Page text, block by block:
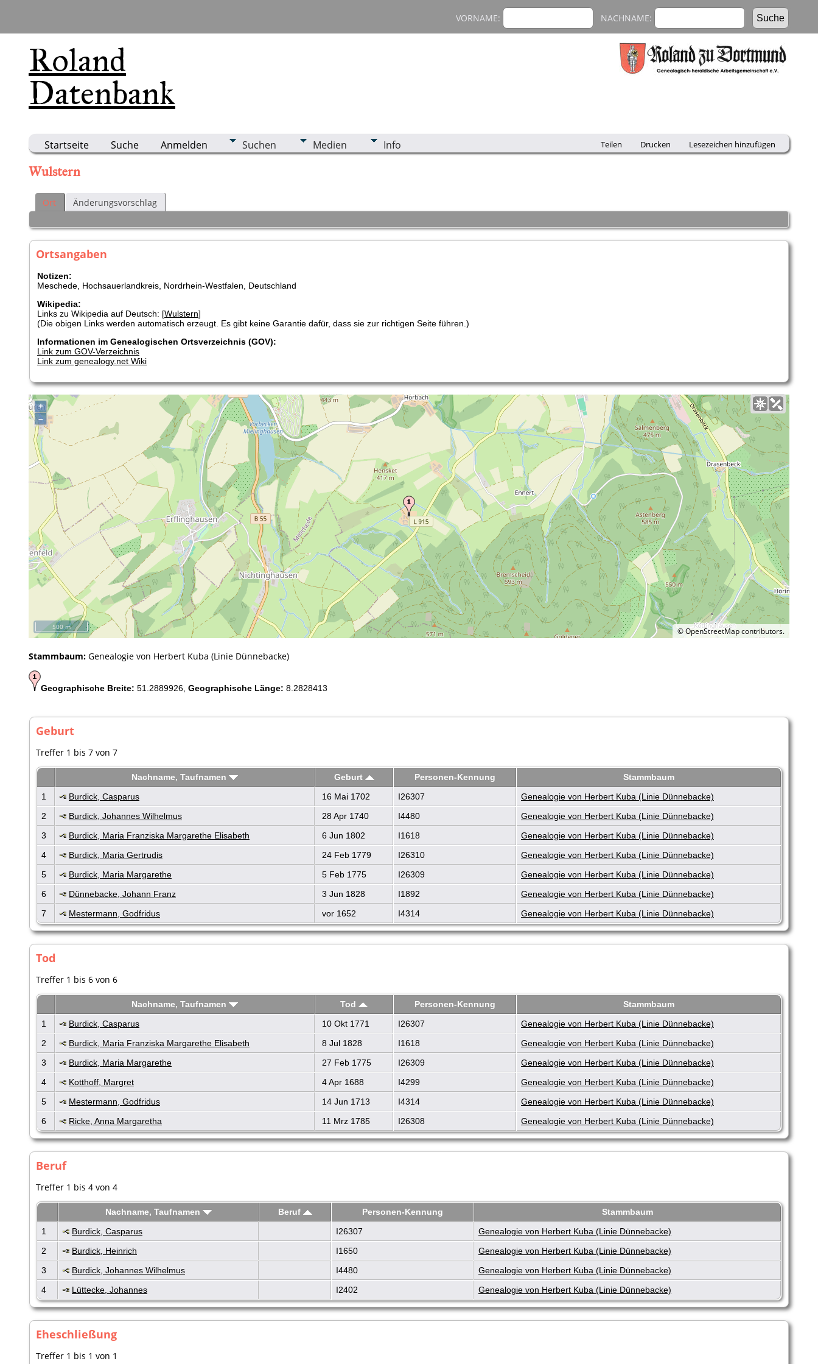
Roland
Datenbank
VORNAME: NACHNAME:
Startseite Suche Anmelden Suchen Medien Info Teilen Drucken Lesezeichen hinzufügen
Wulstern
Ort Änderungsvorschlag
Ortsangaben
Notizen:
Meschede, Hochsauerlandkreis, Nordrhein-Westfalen, Deutschland
Wikipedia:
Links zu Wikipedia auf Deutsch: [Wulstern]
(Die obigen Links werden automatisch erzeugt. Es gibt keine Garantie dafür, dass sie zur richtigen Seite führen.)
Informationen im Genealogischen Ortsverzeichnis (GOV):
Link zum GOV-Verzeichnis
Link zum genealogy.net Wiki
+
–
©OpenStreetMapcontributors.
500 m
Stammbaum: Genealogie von Herbert Kuba (Linie Dünnebacke)
Geographische Breite: 51.2889926, Geographische Länge: 8.2828413
Geburt
Treffer 1 bis 7 von 7
Nachname, Taufnamen Geburt Personen-Kennung
Stammbaum
1
Burdick, Casparus 16 Mai 1702 I26307
Genealogie von Herbert Kuba (Linie Dünnebacke)
2
Burdick, Johannes Wilhelmus 28 Apr 1740 I4480
Genealogie von Herbert Kuba (Linie Dünnebacke)
3
Burdick, Maria Franziska Margarethe Elisabeth 6 Jun 1802 I1618
Genealogie von Herbert Kuba (Linie Dünnebacke)
4
Burdick, Maria Gertrudis 24 Feb 1779 I26310
Genealogie von Herbert Kuba (Linie Dünnebacke)
5
Burdick, Maria Margarethe 5 Feb 1775 I26309
Genealogie von Herbert Kuba (Linie Dünnebacke)
6
Dünnebacke, Johann Franz 3 Jun 1828 I1892
Genealogie von Herbert Kuba (Linie Dünnebacke)
7
Mestermann, Godfridus vor 1652 I4314 Genealogie von Herbert Kuba (Linie Dünnebacke)
Tod
Treffer 1 bis 6 von 6
Nachname, Taufnamen Tod Personen-Kennung
Stammbaum
1
Burdick, Casparus 10 Okt 1771 I26307
Genealogie von Herbert Kuba (Linie Dünnebacke)
2
Burdick, Maria Franziska Margarethe Elisabeth 8 Jul 1828 I1618
Genealogie von Herbert Kuba (Linie Dünnebacke)
3
Burdick, Maria Margarethe 27 Feb 1775 I26309
Genealogie von Herbert Kuba (Linie Dünnebacke)
4
Kotthoff, Margret 4 Apr 1688 I4299
Genealogie von Herbert Kuba (Linie Dünnebacke)
5
Mestermann, Godfridus 14 Jun 1713 I4314
Genealogie von Herbert Kuba (Linie Dünnebacke)
6
Ricke, Anna Margaretha 11 Mrz 1785 I26308 Genealogie von Herbert Kuba (Linie Dünnebacke)
Beruf
Treffer 1 bis 4 von 4
Nachname, Taufnamen Beruf Personen-Kennung
Stammbaum
1
Burdick, Casparus I26307
Genealogie von Herbert Kuba (Linie Dünnebacke)
2
Burdick, Heinrich I1650
Genealogie von Herbert Kuba (Linie Dünnebacke)
3
Burdick, Johannes Wilhelmus I4480
Genealogie von Herbert Kuba (Linie Dünnebacke)
4
Lüttecke, Johannes I2402 Genealogie von Herbert Kuba (Linie Dünnebacke)
Eheschließung
Treffer 1 bis 1 von 1